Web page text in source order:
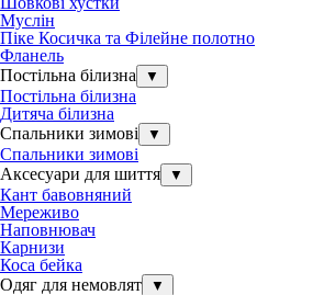
Муслін
Піке Косичка та Філейне полотно
Фланель
Постільна білизна
▼
Постільна білизна
Дитяча білизна
Спальники зимові
▼
Спальники зимові
Аксесуари для шиття
▼
Кант бавовняний
Мереживо
Наповнювач
Карнизи
Коса бейка
Одяг для немовлят
▼